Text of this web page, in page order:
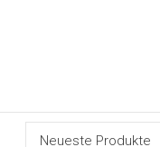
Neueste Produkte